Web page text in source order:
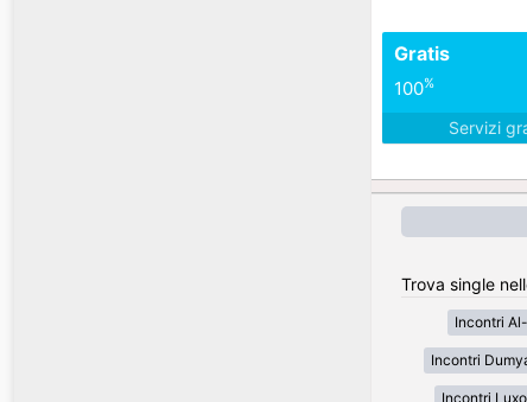
Gratis
100%
Servizi
Trova single
Incontri
Incontri
Incontri